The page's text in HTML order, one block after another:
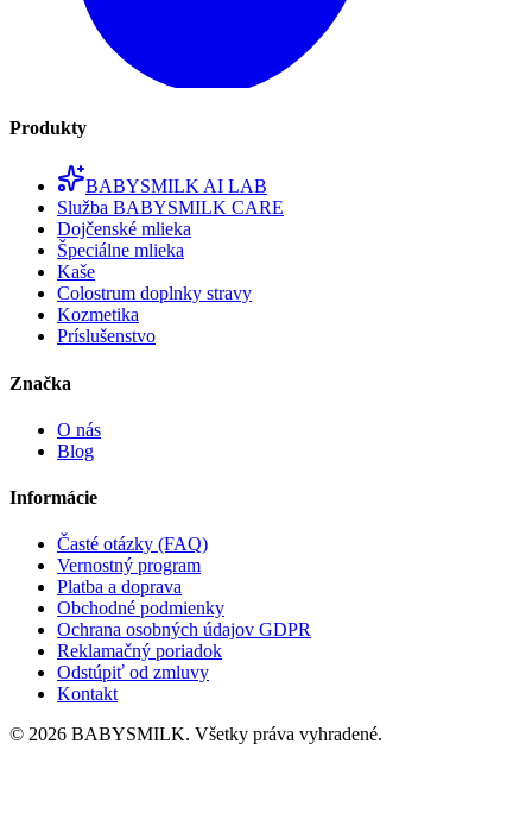
Produkty
BABYSMILK AI LAB
Služba BABYSMILK CARE
Dojčenské mlieka
Špeciálne mlieka
Kaše
Colostrum doplnky stravy
Kozmetika
Príslušenstvo
Značka
O nás
Blog
Informácie
Časté otázky (FAQ)
Vernostný program
Platba a doprava
Obchodné podmienky
Ochrana osobných údajov GDPR
Reklamačný poriadok
Odstúpiť od zmluvy
Kontakt
© 2026 BABYSMILK. Všetky práva vyhradené.